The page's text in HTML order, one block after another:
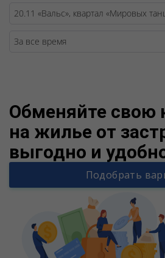
Обменяйте свою
на жилье от
выгодно и
Подобрать